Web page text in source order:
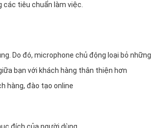
các tiêu chuẩn làm việc.
Do đó, microphone chủ động loại bỏ những
bạn với khách hàng thân thiện hơn
hàng, đào tạo online